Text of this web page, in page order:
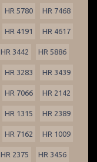
HR 5780 HR 7468
HR 4191 HR 4617
HR 3442 HR 5886
HR 3283 HR 3439
HR 7066 HR 2142
HR 1315 HR 2389
HR 7162 HR 1009
HR 2375 HR 3456